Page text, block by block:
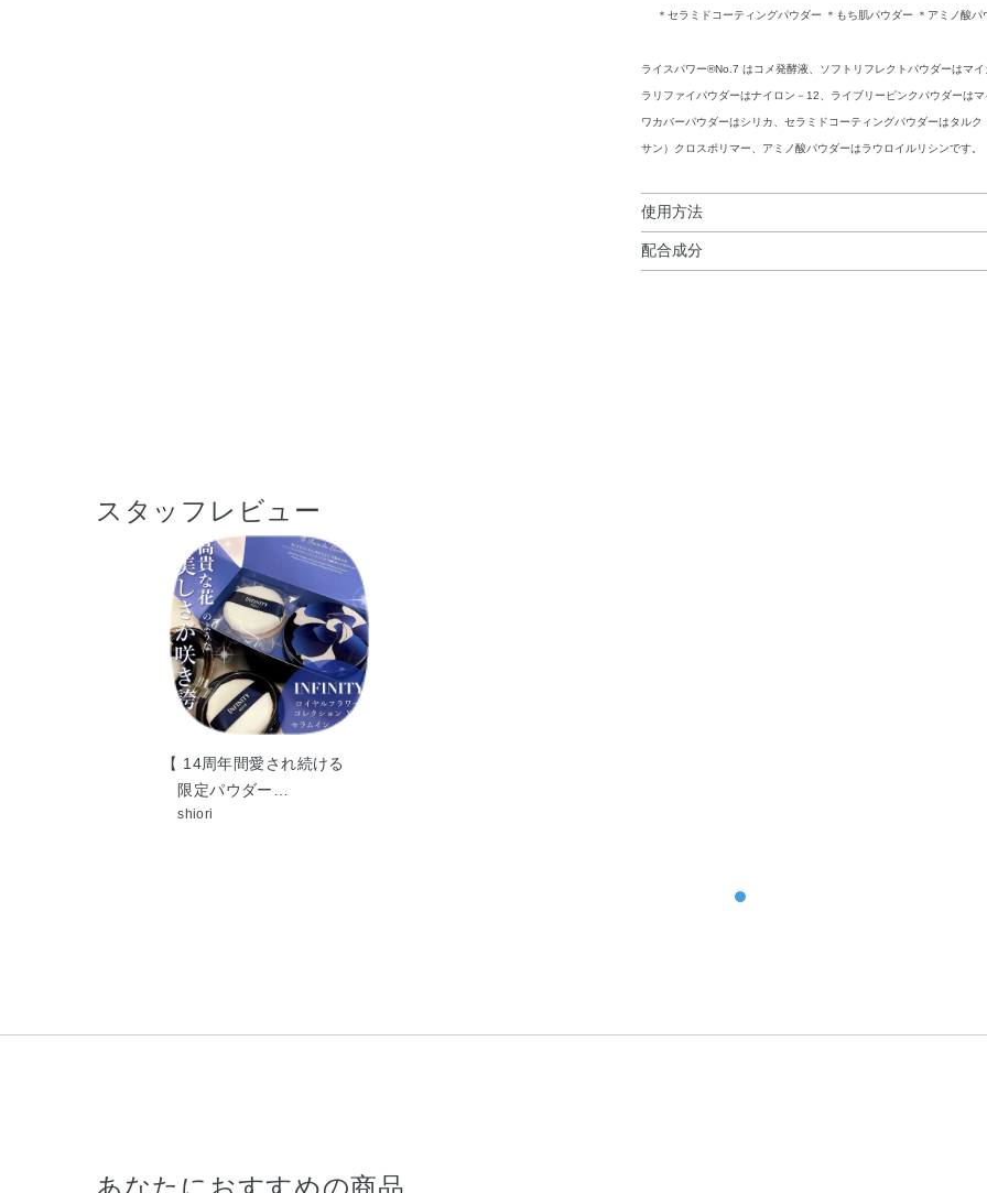
＊セラミドコーティングパウダー ＊もち肌パウダー ＊アミノ酸パ
ライスパワー®No.7 はコメ発酵液、ソフトリフレクトパウダーはマ
ラリファイパウダーはナイロン－12、ライブリーピンクパウダーは
ワカバーパウダーはシリカ、セラミドコーティングパウダーはタル
サン）クロスポリマー、アミノ酸パウダーはラウロイルリシンです。
使用方法
使用方法
配合成分
スタッフレビュー
【 14周年間愛され続ける
限定パウダー…
shiori
あなたにおすすめの商品